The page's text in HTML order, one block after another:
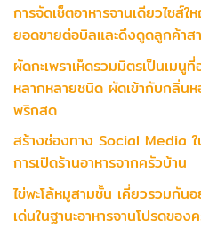
การจัดเซ็ตอาหารจานเดียวไซส์
ยอดขายต่อบิลและดึงดูดลูกค้าส
ผัดกะเพราเห็ดรวมมิตรเป็นเม
หลากหลายชนิด ผัดเข้ากับกลิ่นห
พริกสด
สร้างช่องทาง Social Media
การเปิดร้านอาหารจากครัวบ้าน
ไข่พะโล้หมูสามชั้น เคี่ยวรวมกัน
เด่นในฐานะอาหารจานโปรดของ